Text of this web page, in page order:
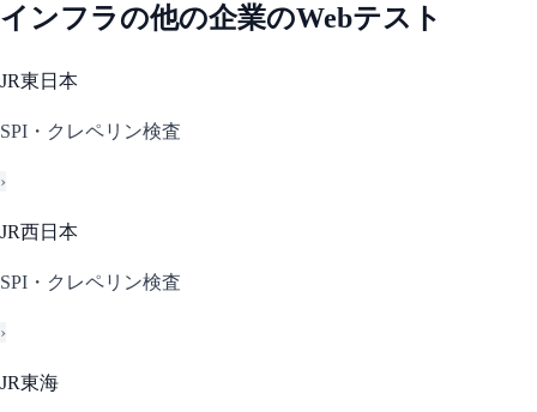
インフラの他の企業のWebテスト
JR東日本
SPI・クレペリン検査
›
JR西日本
SPI・クレペリン検査
›
JR東海